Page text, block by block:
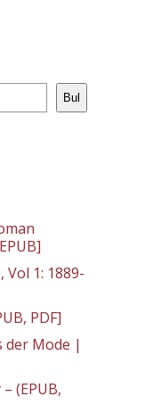
Bul
Vol 1: 1889-
PDF]
der Mode |
(EPUB,